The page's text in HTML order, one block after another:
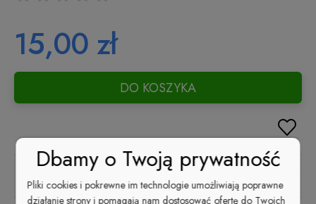
15,00 zł
DO KOSZYKA
Kup i zapłać później
Dbamy o Twoją prywatność
Pliki cookies i pokrewne im technologie umożliwiają poprawne
działanie strony i pomagają nam dostosować ofertę do Twoich